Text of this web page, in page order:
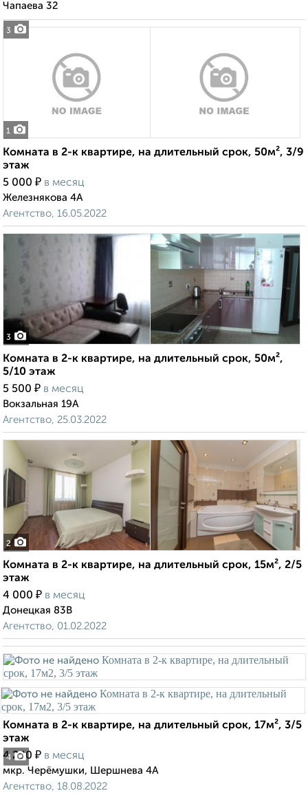
3
Чапаева 32
1
Комната в 2-к квартире, на длительный срок, 50м², 3/9
этаж
5 000 ₽ в месяц
Железнякова 4А
Агентство, 16.05.2022
3
Комната в 2-к квартире, на длительный срок, 50м²,
5/10 этаж
5 500 ₽ в месяц
Вокзальная 19А
Агентство, 25.03.2022
2
Комната в 2-к квартире, на длительный срок, 15м², 2/5
этаж
4 000 ₽ в месяц
Донецкая 83В
Агентство, 01.02.2022
4
Комната в 2-к квартире, на длительный срок, 17м², 3/5
этаж
4 200 ₽ в месяц
мкр. Черёмушки, Шершнева 4А
Агентство, 18.08.2022